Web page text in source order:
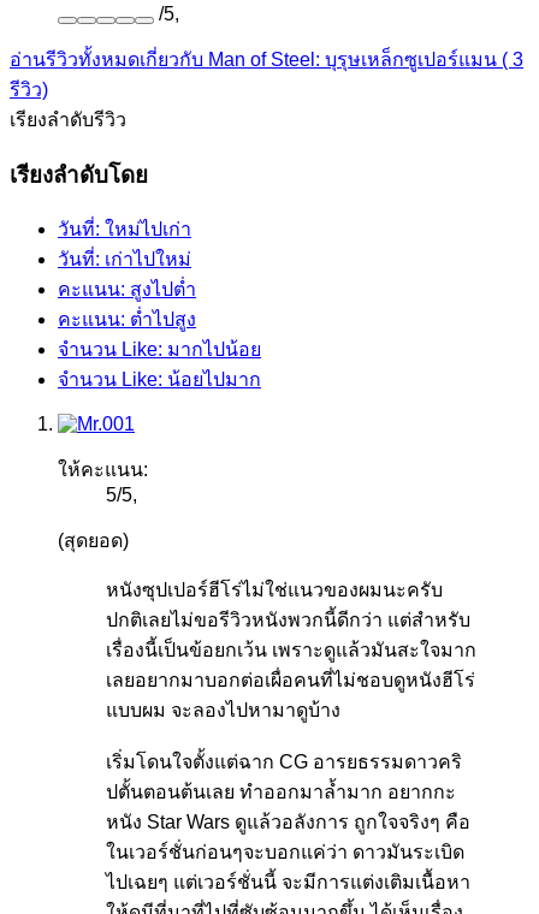
/5,
อ่านรีวิวทั้งหมดเกี่ยวกับ Man of Steel: บุรุษเหล็กซูเปอร์แมน ( 3
รีวิว)
เรียงลำดับรีวิว
เรียงลำดับโดย
วันที่: ใหม่ไปเก่า
วันที่: เก่าไปใหม่
คะแนน: สูงไปต่ำ
คะแนน: ต่ำไปสูง
จำนวน Like: มากไปน้อย
จำนวน Like: น้อยไปมาก
ให้คะแนน:
5/5,
(สุดยอด)
หนังซุปเปอร์ฮีโร่ไม่ใช่แนวของผมนะครับ
ปกติเลยไม่ขอรีวิวหนังพวกนี้ดีกว่า แต่สำหรับ
เรื่องนี้เป็นข้อยกเว้น เพราะดูแล้วมันสะใจมาก
เลยอยากมาบอกต่อเผื่อคนที่ไม่ชอบดูหนังฮีโร่
แบบผม จะลองไปหามาดูบ้าง
เริ่มโดนใจตั้งแต่ฉาก CG อารยธรรมดาวคริ
ปตั้นตอนต้นเลย ทำออกมาล้ำมาก อยากกะ
หนัง Star Wars ดูแล้วอลังการ ถูกใจจริงๆ คือ
ในเวอร์ชั่นก่อนๆจะบอกแค่ว่า ดาวมันระเบิด
ไปเฉยๆ แต่เวอร์ชั่นนี้ จะมีการแต่งเติมเนื้อหา